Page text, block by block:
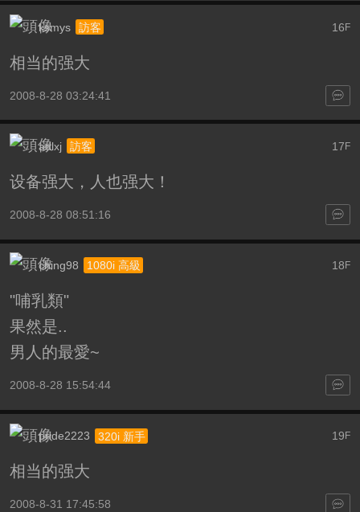
16 F
ksmys 訪客
相当的强大
2008-8-28 03:24:41
17 F
adlxj 訪客
设备强大，人也强大！
2008-8-28 08:51:16
18 F
ching98 1080i 高級
"哺乳類"
果然是..
男人的最愛~
2008-8-28 15:54:44
19 F
pride2223 320i 新手
相当的强大
2008-8-31 17:45:58